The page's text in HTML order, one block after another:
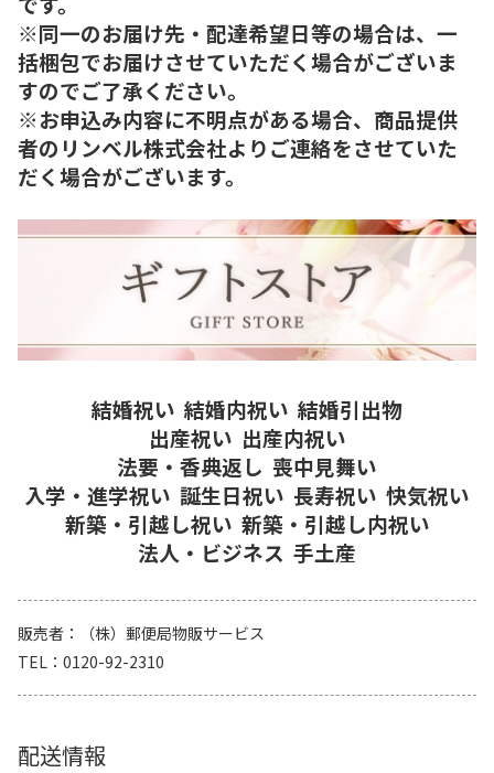
※同一のお届け先・配達希望日等の場合は、一
括梱包でお届けさせていただく場合がございま
すのでご了承ください。
※お申込み内容に不明点がある場合、商品提供
者のリンベル株式会社よりご連絡をさせていた
だく場合がございます。
結婚祝い 結婚内祝い 結婚引出物
出産祝い 出産内祝い
法要・香典返し 喪中見舞い
入学・進学祝い 誕生日祝い 長寿祝い 快気祝い
新築・引越し祝い 新築・引越し内祝い
法人・ビジネス 手土産
販売者
（株）郵便局物販サービス
TEL
0120-92-2310
配送情報